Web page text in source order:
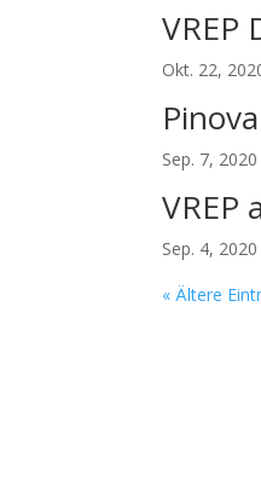
VREP
Okt. 22,
Sep. 7, 2020
VREP
Sep. 4, 2020
« Ältere